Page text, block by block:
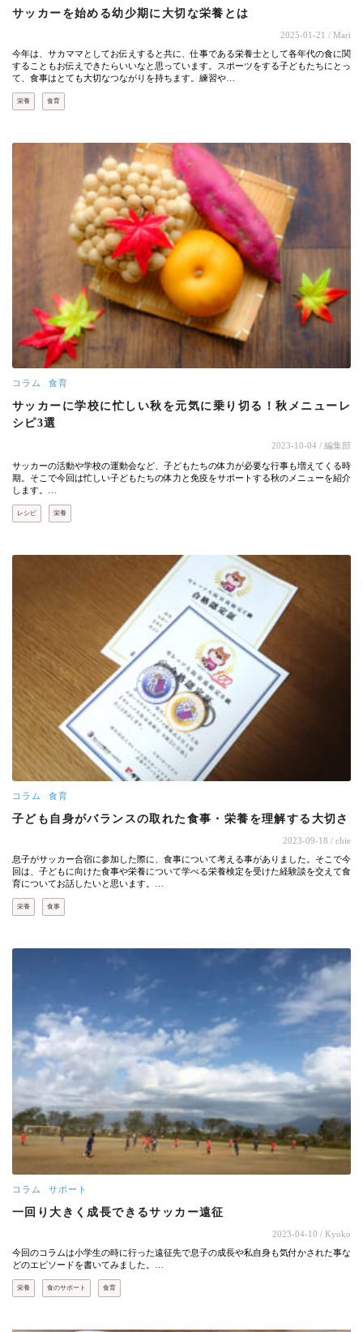
サッカーを始める幼少期に大切な栄養とは
2025-01-21 / Mari
今年は、サカママとしてお伝えすると共に、仕事である栄養士として各年代の食に関
することもお伝えできたらいいなと思っています。スポーツをする子どもたちにとっ
て、食事はとても大切なつながりを持ちます。練習や…
栄養 食育
コラム 食育
サッカーに学校に忙しい秋を元気に乗り切る！秋メニューレ
シピ3選
2023-10-04 / 編集部
サッカーの活動や学校の運動会など、子どもたちの体力が必要な行事も増えてくる時
期。そこで今回は忙しい子どもたちの体力と免疫をサポートする秋のメニューを紹介
します。…
レシピ 栄養
コラム 食育
子ども自身がバランスの取れた食事・栄養を理解する大切さ
2023-09-18 / chie
息子がサッカー合宿に参加した際に、食事について考える事がありました。そこで今
回は、子どもに向けた食事や栄養について学べる栄養検定を受けた経験談を交えて食
育についてお話したいと思います。…
栄養 食事
コラム サポート
一回り大きく成長できるサッカー遠征
2023-04-10 / Kyoko
今回のコラムは小学生の時に行った遠征先で息子の成長や私自身も気付かされた事な
どのエピソードを書いてみました。…
栄養 食のサポート 食育